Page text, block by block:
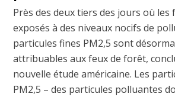
Près des deux tiers des jours où
exposés à des niveaux nocifs de
particules fines PM2,5 sont
attribuables aux feux de forêt,
nouvelle étude américaine. Les
PM2,5 – des particules polluantes